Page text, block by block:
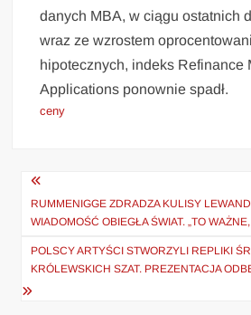
danych MBA, w ciągu ostatnich
wraz ze wzrostem
hipotecznych, indeks Refinance
Applications ponownie spadł.
ceny
Nawigacja
wpisu
RUMMENIGGE ZDRADZA KULISY
WIADOMOŚĆ OBIEGŁA ŚWIAT. „TO
POLSCY ARTYŚCI STWORZYLI REPLIKI
KRÓLEWSKICH SZAT. PREZENTACJA